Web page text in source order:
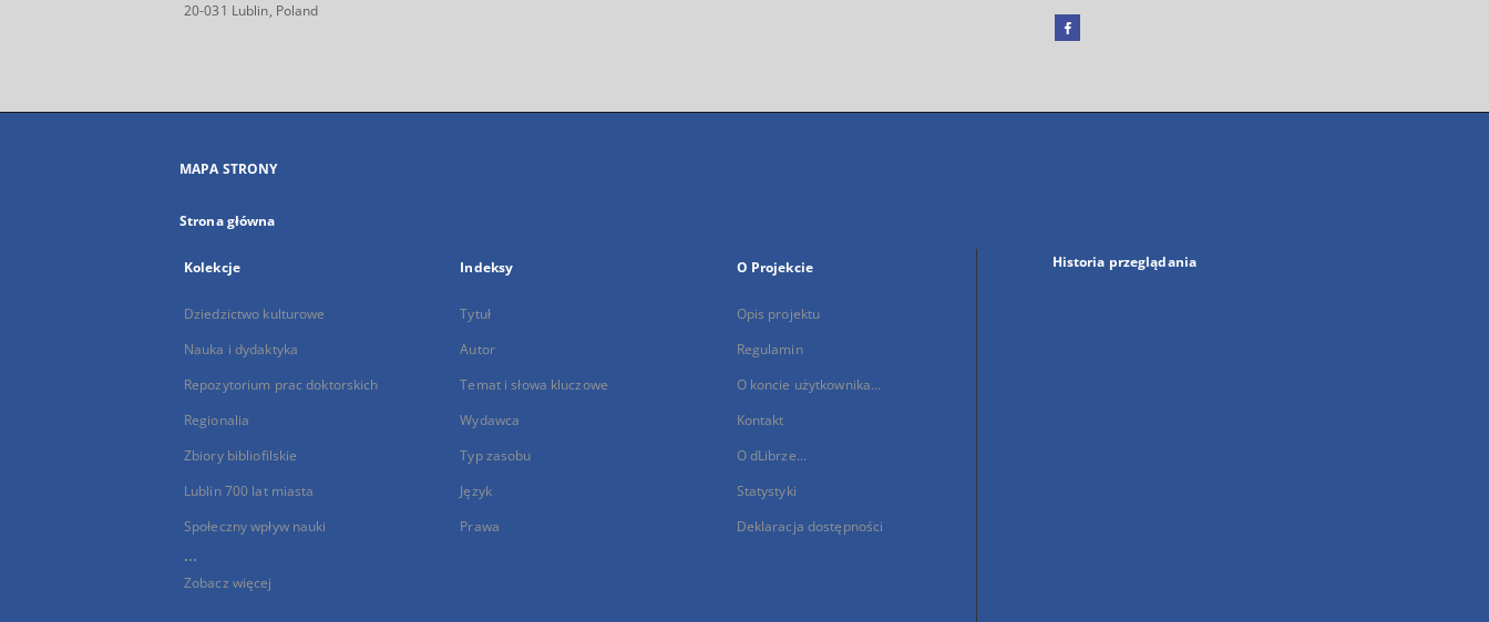
20-031 Lublin, Poland
Facebook
się
MAPA STRONY
Strona główna
Kolekcje
Dziedzictwo kulturowe
Nauka i dydaktyka
Repozytorium prac doktorskich
Regionalia
Zbiory bibliofilskie
Lublin 700 lat miasta
Społeczny wpływ nauki
...
Zobacz więcej
Indeksy
Tytuł
Autor
Temat i słowa kluczowe
Wydawca
Typ zasobu
Język
Prawa
O Projekcie
Opis projektu
Regulamin
O koncie użytkownika...
Kontakt
O dLibrze...
Statystyki
Deklaracja dostępności
Historia przeglądania